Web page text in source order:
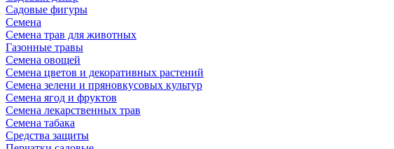
Садовые фигуры
Семена
Семена трав для животных
Газонные травы
Семена овощей
Семена цветов и декоративных растений
Семена зелени и пряновкусовых культур
Семена ягод и фруктов
Семена лекарственных трав
Семена табака
Средства защиты